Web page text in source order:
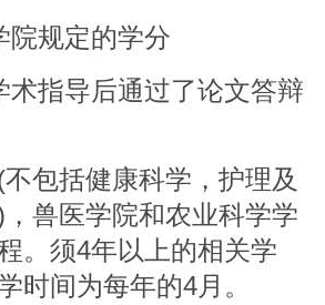
院规定的学分
术指导后通过了论文答辩
包括健康科学，护理及
兽医学院和农业科学学
。须4年以上的相关学
时间为每年的4月。